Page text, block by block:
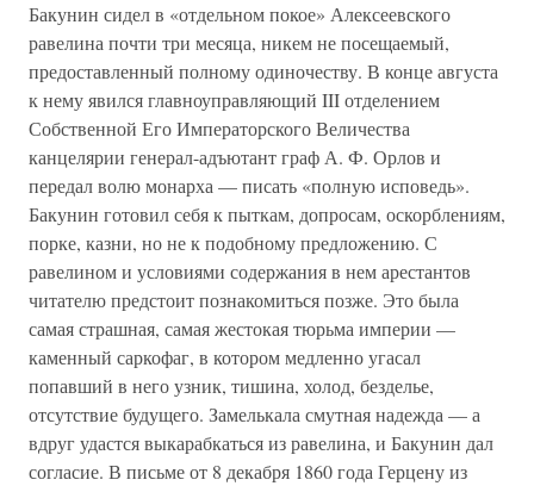
Бакунин сидел в «отдельном покое» Алексеевского
равелина почти три месяца, никем не посещаемый,
предоставленный полному одиночеству. В конце августа
к нему явился главноуправляющий III отделением
Собственной Его Императорского Величества
канцелярии генерал-адъютант граф А. Ф. Орлов и
передал волю монарха — писать «полную исповедь».
Бакунин готовил себя к пыткам, допросам, оскорблениям,
порке, казни, но не к подобному предложению. С
равелином и условиями содержания в нем арестантов
читателю предстоит познакомиться позже. Это была
самая страшная, самая жестокая тюрьма империи —
каменный саркофаг, в котором медленно угасал
попавший в него узник, тишина, холод, безделье,
отсутствие будущего. Замелькала смутная надежда — а
вдруг удастся выкарабкаться из равелина, и Бакунин дал
согласие. В письме от 8 декабря 1860 года Герцену из